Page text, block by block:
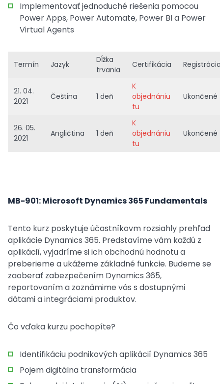
Implementovať jednoduché riešenia pomocou
Power Apps, Power Automate, Power BI a Power
Virtual Agents
Termín Jazyk
Dĺžka
trvania
Certifikácia
21. 04.
2021
Čeština 1 deň
K
objednániu
tu
Ukončené
26. 05.
2021
Angličtina 1 deň
K
objednániu
tu
Ukončené
MB-901: Microsoft Dynamics 365 Fundamentals
Tento kurz poskytuje účastníkovm rozsiahly prehľad
aplikácie Dynamics 365. Predstavíme vám každú z
aplikácií, vyjadríme si ich obchodnú hodnotu a
preberieme a ukážeme základné funkcie. Budeme se
zaoberať zabezpečením Dynamics 365,
reportovaním a zoznámime vás s dostupnými
dátami a integráciami produktov.
Čo vďaka kurzu pochopíte?
Identifikáciu podnikových aplikácií Dynamics 365
Pojem digitálna transformácia